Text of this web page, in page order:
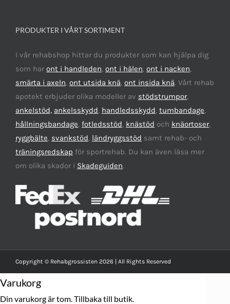
PRODUKTER I VÅRT SORTIMENT
I vår rehabshop hittar du produkter som kan hjälpa dig
som haront i handleden, ont i hälen, ont i nacken,
smärta i axeln, ont utsida knä, ont insida knä. Vårt rehab
apotekt erbjuder olika modeller av stödstrumpor,
ankelstöd, ankelsskydd, handledsskydd, tumbandage,
hållningsbandage, fotledsstöd, knästöd och knäortoser,
ryggbälte, svankstöd, ländryggsstöd samt rehab- och
träningsredskap för sportrehab. Du kan även läsa mer
om olika skador i Skadeguiden.
Copyright © Rehabgrossisten 2026 | All Rights Reserved
Varukorg
Din varukorg är tom. Tillbaka till butik.